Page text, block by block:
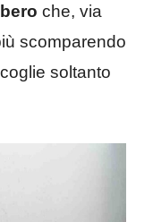
che, via
scomparendo
soltanto